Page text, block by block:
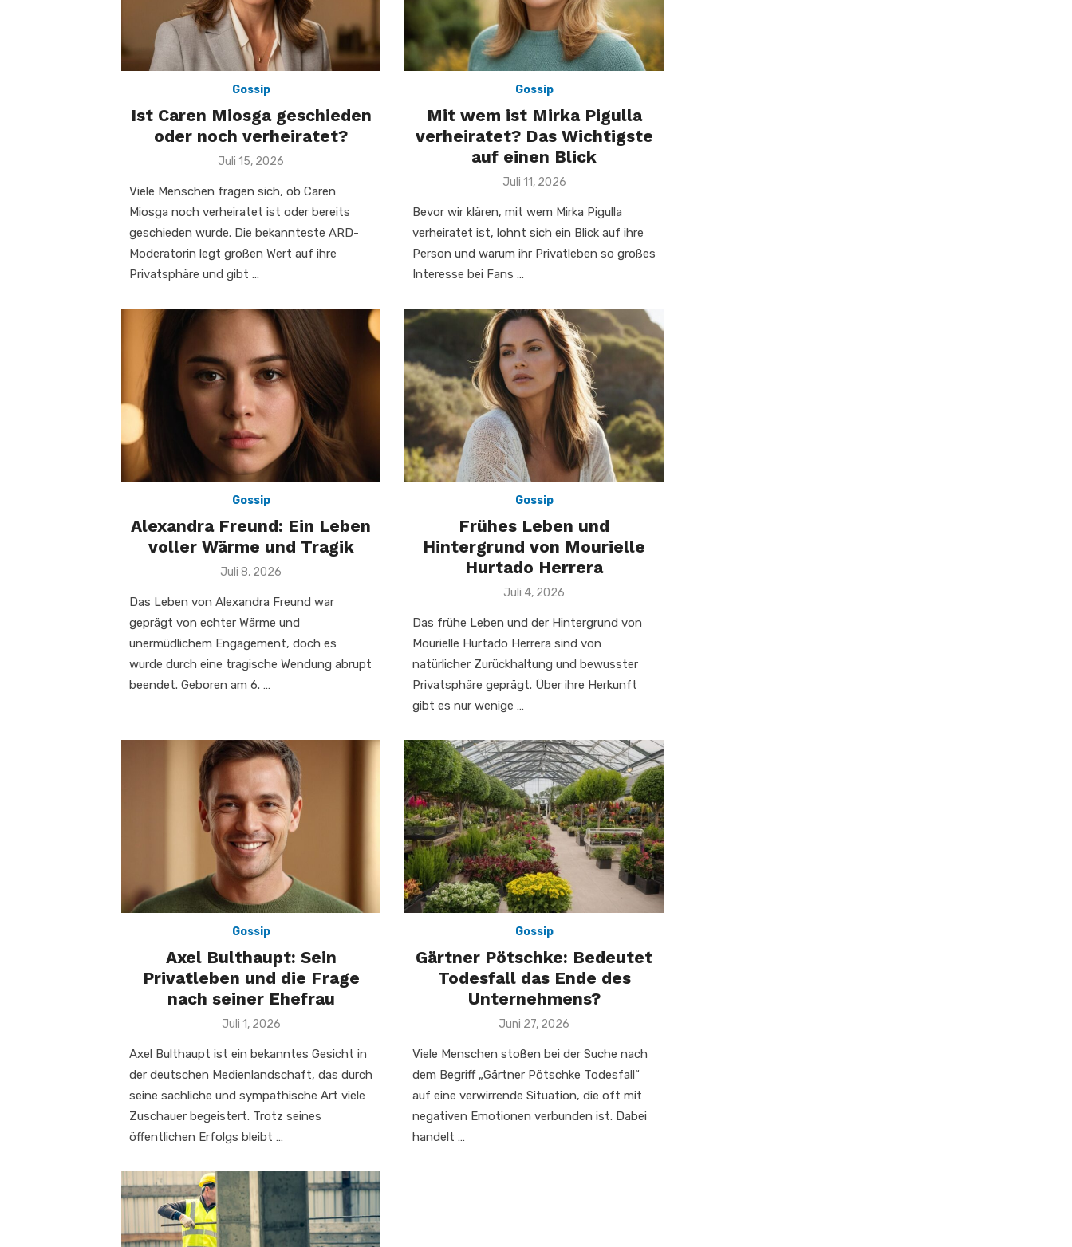
Gossip
Ist Caren Miosga geschieden
oder noch verheiratet?
Veröffentlicht
Juli 15, 2026
Viele Menschen fragen sich, ob Caren
Miosga noch verheiratet ist oder bereits
geschieden wurde. Die bekannteste ARD-
Moderatorin legt großen Wert auf ihre
Privatsphäre und gibt …
Gossip
Mit wem ist Mirka Pigulla
verheiratet? Das Wichtigste
auf einen Blick
Veröffentlicht
Juli 11, 2026
Bevor wir klären, mit wem Mirka Pigulla
verheiratet ist, lohnt sich ein Blick auf ihre
Person und warum ihr Privatleben so großes
Interesse bei Fans …
Gossip
Alexandra Freund: Ein Leben
voller Wärme und Tragik
Veröffentlicht
Juli 8, 2026
Das Leben von Alexandra Freund war
geprägt von echter Wärme und
unermüdlichem Engagement, doch es
wurde durch eine tragische Wendung abrupt
beendet. Geboren am 6. …
Gossip
Frühes Leben und
Hintergrund von Mourielle
Hurtado Herrera
Veröffentlicht
Juli 4, 2026
Das frühe Leben und der Hintergrund von
Mourielle Hurtado Herrera sind von
natürlicher Zurückhaltung und bewusster
Privatsphäre geprägt. Über ihre Herkunft
gibt es nur wenige …
Gossip
Axel Bulthaupt: Sein
Privatleben und die Frage
nach seiner Ehefrau
Veröffentlicht
Juli 1, 2026
Axel Bulthaupt ist ein bekanntes Gesicht in
der deutschen Medienlandschaft, das durch
seine sachliche und sympathische Art viele
Zuschauer begeistert. Trotz seines
öffentlichen Erfolgs bleibt …
Gossip
Gärtner Pötschke: Bedeutet
Todesfall das Ende des
Unternehmens?
Veröffentlicht
Juni 27, 2026
Viele Menschen stoßen bei der Suche nach
dem Begriff „Gärtner Pötschke Todesfall“
auf eine verwirrende Situation, die oft mit
negativen Emotionen verbunden ist. Dabei
handelt …